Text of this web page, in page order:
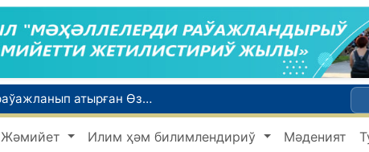
Қайта қамсызландырыў системасы тез раўажланып атырған Өзбекстан экономикасы ушын не береди?
Ташкент аўыр атлетика бойынша Азия чемпионатына таярланбақта
айлығы басланды
Жәмийет Илим ҳәм билимлендириў Мәденият